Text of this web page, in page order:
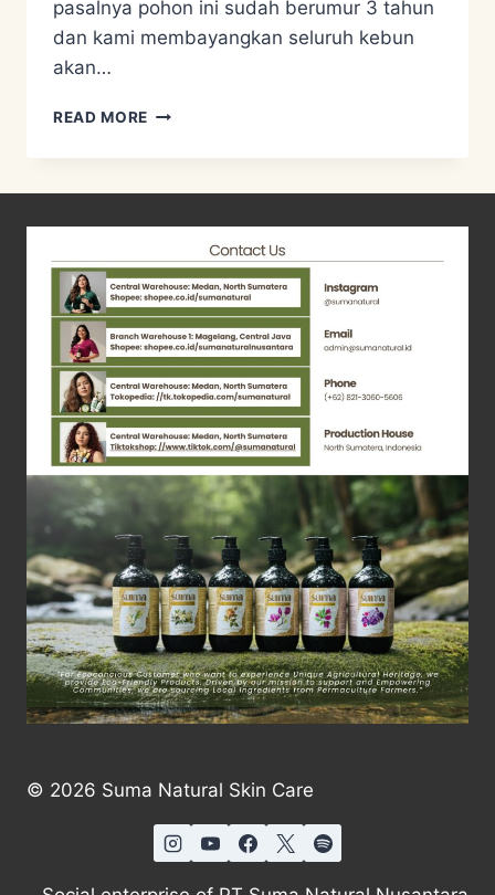
pasalnya pohon ini sudah berumur 3 tahun
dan kami membayangkan seluruh kebun
akan…
READ MORE ZERO
PLANT
© 2026 Suma Natural Skin Care